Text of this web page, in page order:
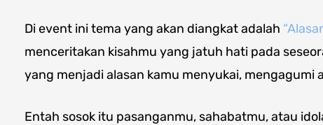
Di event ini tema yang akan diangkat adalah
menceritakan kisahmu yang jatuh hati pada
yang menjadi alasan kamu menyukai, mengagumi
Entah sosok itu pasanganmu, sahabatmu, atau